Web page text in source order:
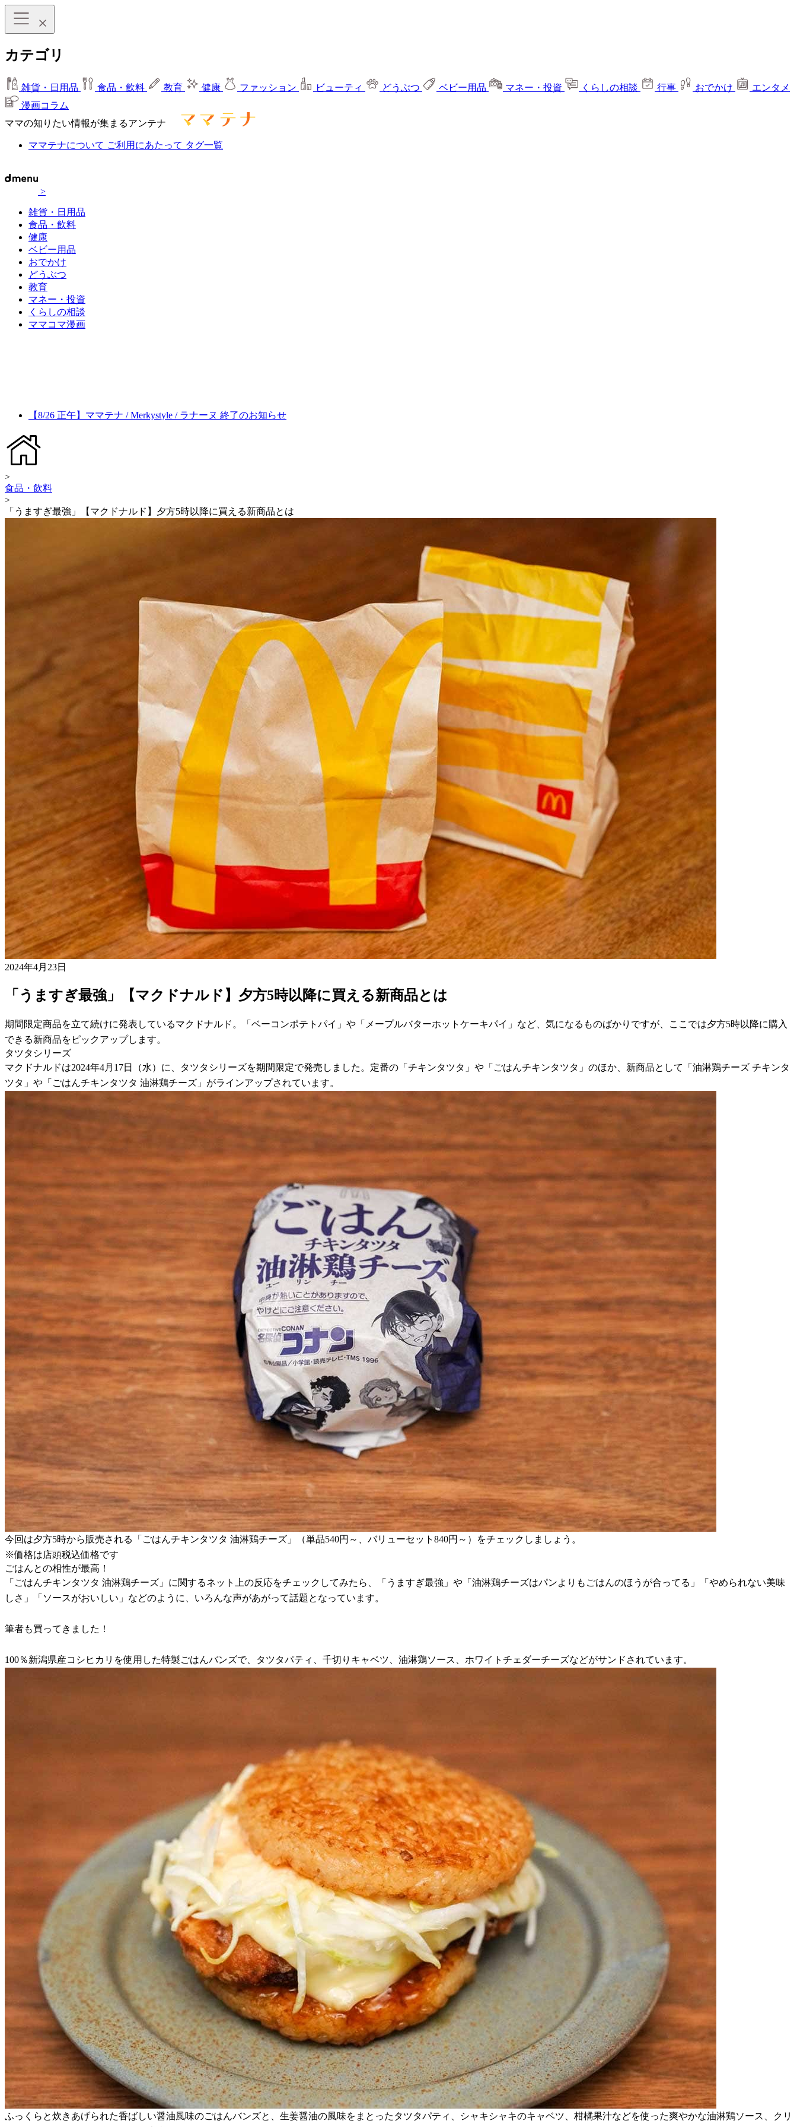
カテゴリ
雑貨・日用品 食品・飲料 教育 健康 ファッション ビューティ どうぶつ ベビー用品 マネー・投資 くらしの相談 行事 おでかけ
エンタメ
漫画コラム
ママの知りたい情報が集まるアンテナ
ママテナについて ご利用にあたって タグ一覧
>
雑貨・日用品
食品・飲料
健康
ベビー用品
おでかけ
どうぶつ
教育
マネー・投資
くらしの相談
ママコマ漫画
【8/26 正午】ママテナ / Merkystyle / ラナーヌ 終了のお知らせ
>
食品・飲料
>
「うますぎ最強」【マクドナルド】夕方5時以降に買える新商品とは
2024年4月23日
「うますぎ最強」【マクドナルド】夕方5時以降に買える新商品とは
期間限定商品を立て続けに発表しているマクドナルド。「ベーコンポテトパイ」や「メープルバターホットケーキパイ」など、気になるものばかりですが、ここでは夕方5時以降に購入
できる新商品をピックアップします。
タツタシリーズ
マクドナルドは2024年4月17日（水）に、タツタシリーズを期間限定で発売しました。定番の「チキンタツタ」や「ごはんチキンタツタ」のほか、新商品として「油淋鶏チーズ チキンタ
ツタ」や「ごはんチキンタツタ 油淋鶏チーズ」がラインアップされています。
今回は夕方5時から販売される「ごはんチキンタツタ 油淋鶏チーズ」（単品540円～、バリューセット840円～）をチェックしましょう。
※価格は店頭税込価格です
ごはんとの相性が最高！
「ごはんチキンタツタ 油淋鶏チーズ」に関するネット上の反応をチェックしてみたら、「うますぎ最強」や「油淋鶏チーズはパンよりもごはんのほうが合ってる」「やめられない美味
しさ」「ソースがおいしい」などのように、いろんな声があがって話題となっています。
筆者も買ってきました！
100％新潟県産コシヒカリを使用した特製ごはんバンズで、タツタパティ、千切りキャベツ、油淋鶏ソース、ホワイトチェダーチーズなどがサンドされています。
ふっくらと炊きあげられた香ばしい醤油風味のごはんバンズと、生姜醤油の風味をまとったタツタパティ、シャキシャキのキャベツ、柑橘果汁などを使った爽やかな油淋鶏ソース、クリ